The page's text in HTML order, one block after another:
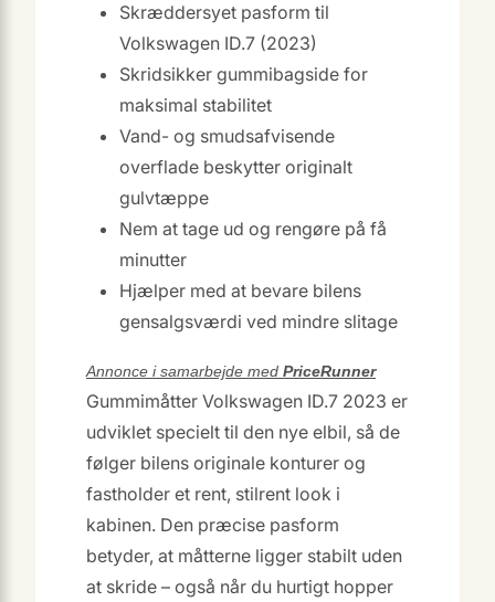
Skræddersyet pasform til
Volkswagen ID.7 (2023)
Skridsikker gummibagside for
maksimal stabilitet
Vand- og smudsafvisende
overflade beskytter originalt
gulvtæppe
Nem at tage ud og rengøre på få
minutter
Hjælper med at bevare bilens
gensalgsværdi ved mindre slitage
Annonce i samarbejde med PriceRunner
Gummimåtter Volkswagen ID.7 2023 er
udviklet specielt til den nye elbil, så de
følger bilens originale konturer og
fastholder et rent, stilrent look i
kabinen. Den præcise pasform
betyder, at måtterne ligger stabilt uden
at skride – også når du hurtigt hopper